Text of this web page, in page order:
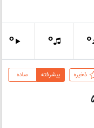
0
0
0
ذخیره ساده پیشرفته